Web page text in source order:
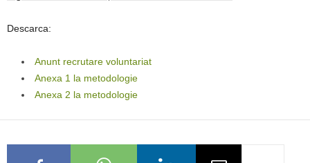
Descarca:
Anunt recrutare voluntariat
Anexa 1 la metodologie
Anexa 2 la metodologie